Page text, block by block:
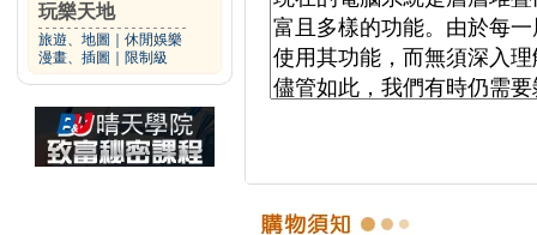
玩樂天地
旅遊、地圖
休閒娛樂
漫畫、插圖
限制級